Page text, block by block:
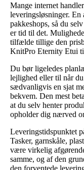
Mange internet
leveringsløsninger.
pakkeshops, så du
er tid til det.
tilfælde tillige den
KnitPro Eternity Etui
Du bør ligeledes
lejlighed eller til når
sædvanligvis en sjat
bekvem. Den mest
at du selv henter
opholder dig nærved
Leveringstidspunktet
Tasker, garnskåle,
være virkelig
samme, og af den
den forventede